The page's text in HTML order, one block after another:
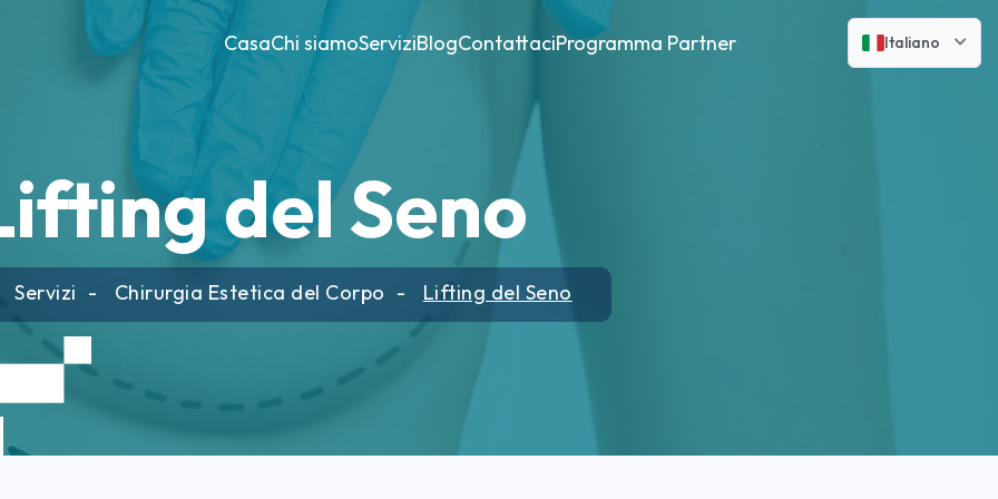
CasaChi siamoServiziBlogContattaciProgramma Partner Italiano
del Seno
Servizi Chirurgia Estetica del Corpo Lifting del Seno